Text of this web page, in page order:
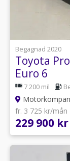
Begagnad 2020
Toyota
Euro 6
7 200 mil
fr. 3 725 kr/mån
229 900 kr